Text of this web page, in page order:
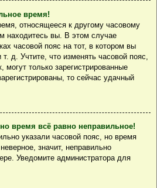
время!
относящееся к другому часовому
находитесь вы. В этом случае
часовой пояс на тот, в котором вы
д. Учтите, что изменять часовой пояс,
могут только зарегистрированные
то сейчас удачный
время всё равно неправильное!
указали часовой пояс, но время
значит, неправильно
Уведомите администратора для